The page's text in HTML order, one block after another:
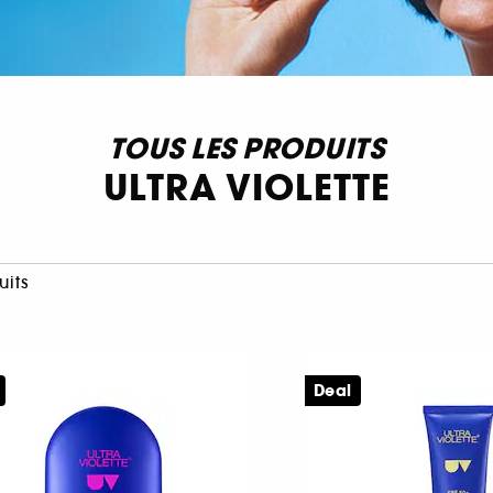
TOUS LES PRODUITS
ULTRA VIOLETTE
Deal